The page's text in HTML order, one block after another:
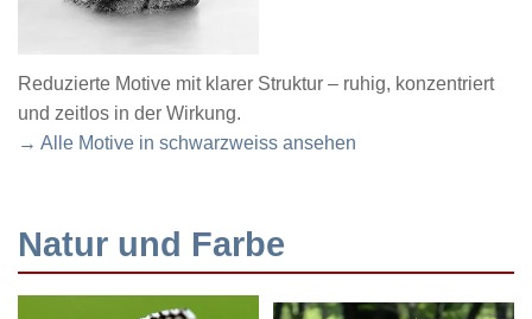
Reduzierte Motive mit klarer Struktur – ruhig, konzentriert
und zeitlos in der Wirkung.
→ Alle Motive in schwarzweiss ansehen
Natur und Farbe